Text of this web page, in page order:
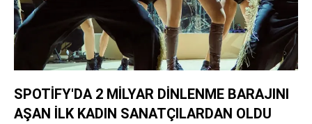
SPOTİFY'DA 2 MİLYAR DİNLENME BARAJINI
AŞAN İLK KADIN SANATÇILARDAN OLDU